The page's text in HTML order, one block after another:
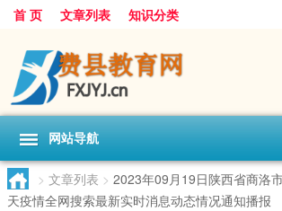
首 页 文章列表 知识分类
网站导航
> 文章列表 > 2023年09月19日陕西省商洛
天疫情全网搜索最新实时消息动态情况通知播报